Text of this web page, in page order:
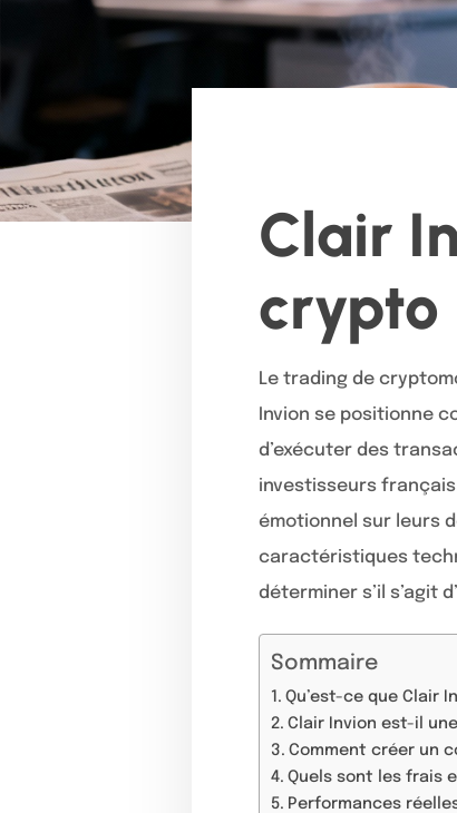
Clair
crypto
Le trading de
Invion se positionne
d’exécuter des
investisseurs
émotionnel sur leurs
caractéristiques
déterminer s’il s’agit
Sommaire
Qu’est-ce que Clair
Clair Invion est-il
Comment créer un
Quels sont les frais
Performances